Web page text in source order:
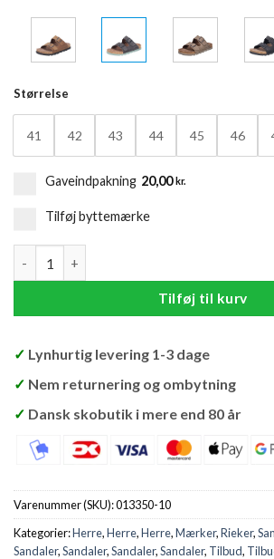
Størrelse
41 42 43 44 45 46
Gaveindpakning 20,00kr.
Tilføj byttemærke
Tilføj til kurv
✓ Lynhurtig levering 1-3 dage
✓ Nem returnering og ombytning
✓ Dansk skobutik i mere end 80 år
Varenummer (SKU):013350-10
Kategorier:Herre,Herre,Herre,Mærker,Rieker,
Sandaler,Sandaler,Sandaler,Sandaler, Tilbud,